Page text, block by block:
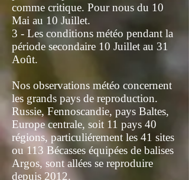
comme critique. Pour nous du 10
Mai au 10 Juillet.
3 - Les conditions météo pendant la
période secondaire 10 Juillet au 31
Août.
Nos observations météo concernent
les grands pays de reproduction.
Russie, Fennoscandie, pays Baltes,
Europe centrale, soit 11 pays 40
régions, particuliérement les 41 sites
ou 113 Bécasses équipées de balises
Argos, sont allées se reproduire
depuis 2012.